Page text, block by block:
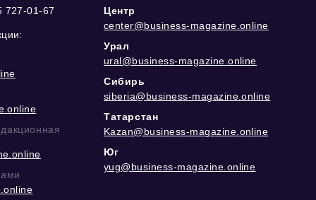
727-01-67
Центр
center@business-magazine.online
Урал
ural@business-magazine.online
Сибирь
siberia@business-magazine.online
Татарстан
Kazan@business-magazine.online
Юг
yug@business-magazine.online